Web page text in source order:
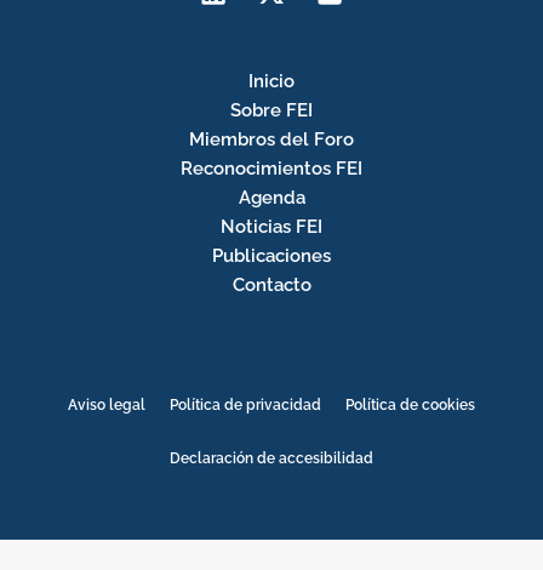
Inicio
Sobre FEI
Miembros del Foro
Reconocimientos FEI
Agenda
Noticias FEI
Publicaciones
Contacto
Aviso legal Política de privacidad Política de cookies
Declaración de accesibilidad